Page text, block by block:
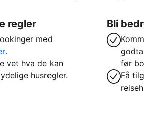
regler
med
.
vet hva de kan
husregler.
Bli
før
Få